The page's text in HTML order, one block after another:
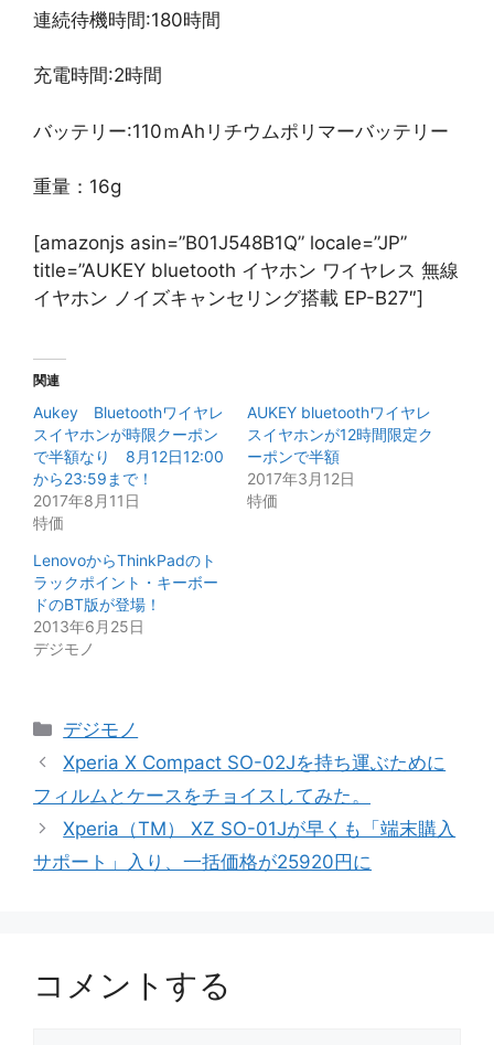
連続待機時間:180時間
充電時間:2時間
バッテリー:110ｍAhリチウムポリマーバッテリー
重量：16g
[amazonjs asin=”B01J548B1Q” locale=”JP”
title=”AUKEY bluetooth イヤホン ワイヤレス 無線
イヤホン ノイズキャンセリング搭載 EP-B27″]
関連
Aukey Bluetoothワイヤレ
スイヤホンが時限クーポン
で半額なり 8月12日12:00
から23:59まで！
2017年8月11日
特価
AUKEY bluetoothワイヤレ
スイヤホンが12時間限定ク
ーポンで半額
2017年3月12日
特価
LenovoからThinkPadのト
ラックポイント・キーボー
ドのBT版が登場！
2013年6月25日
デジモノ
カ
テ
ゴ
リ
ー
デジモノ
Xperia X Compact SO-02Jを持ち運ぶために
フィルムとケースをチョイスしてみた。
Xperia（TM） XZ SO-01Jが早くも「端末購入
サポート」入り、一括価格が25920円に
コメントする